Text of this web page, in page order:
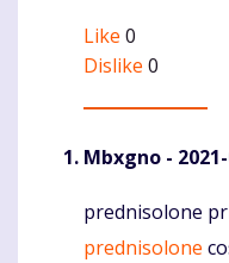
Like 0
Dislike 0
Mbxgno -
Komentaras
prednisolone
prednisolone